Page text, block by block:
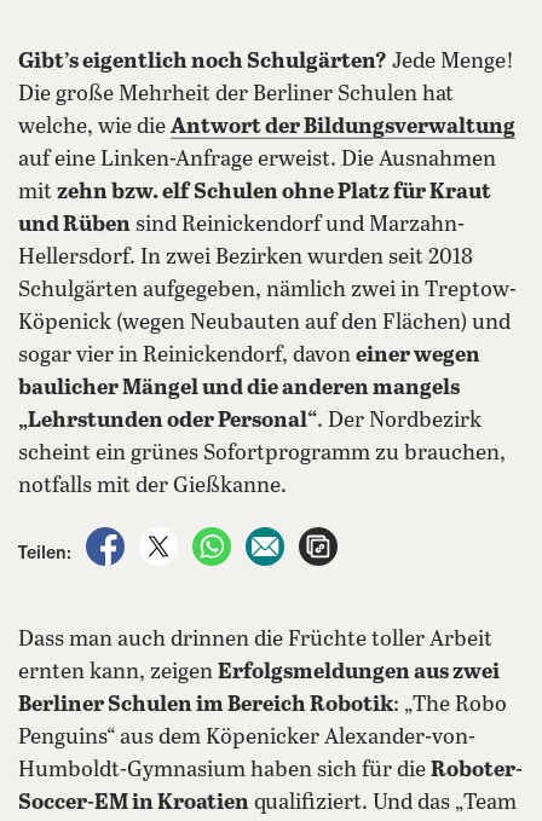
Gibt’s eigentlich noch Schulgärten? Jede Menge!
Die große Mehrheit der Berliner Schulen hat
welche, wie die Antwort der Bildungsverwaltung
auf eine Linken-Anfrage erweist. Die Ausnahmen
mit zehn bzw. elf Schulen ohne Platz für Kraut
und Rüben sind Reinickendorf und Marzahn-
Hellersdorf. In zwei Bezirken wurden seit 2018
Schulgärten aufgegeben, nämlich zwei in Treptow-
Köpenick (wegen Neubauten auf den Flächen) und
sogar vier in Reinickendorf, davon einer wegen
baulicher Mängel und die anderen mangels
„Lehrstunden oder Personal“. Der Nordbezirk
scheint ein grünes Sofortprogramm zu brauchen,
notfalls mit der Gießkanne.
Teilen:
auf Facebook teilen
auf X teilenper WhatsApp teilen
per E-Mail teilen
Dass man auch drinnen die Früchte toller Arbeit
ernten kann, zeigen Erfolgsmeldungen aus zwei
Berliner Schulen im Bereich Robotik: „The Robo
Penguins“ aus dem Köpenicker Alexander-von-
Humboldt-Gymnasium haben sich für die Roboter-
Soccer-EM in Kroatien qualifiziert. Und das „Team